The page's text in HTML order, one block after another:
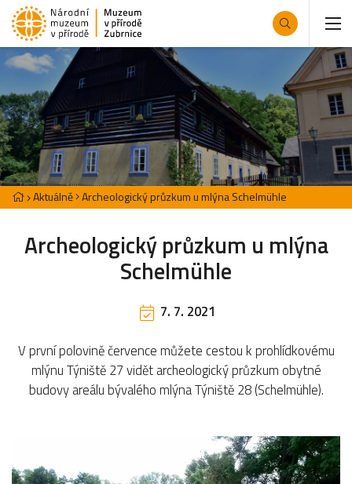
Aktuálně Archeologický průzkum u mlýna Schelmühle
Archeologický průzkum u mlýna
Schelmühle
7. 7. 2021
V první polovině července můžete cestou k prohlídkovému
mlýnu Týniště 27 vidět archeologický průzkum obytné
budovy areálu bývalého mlýna Týniště 28 (Schelmühle).